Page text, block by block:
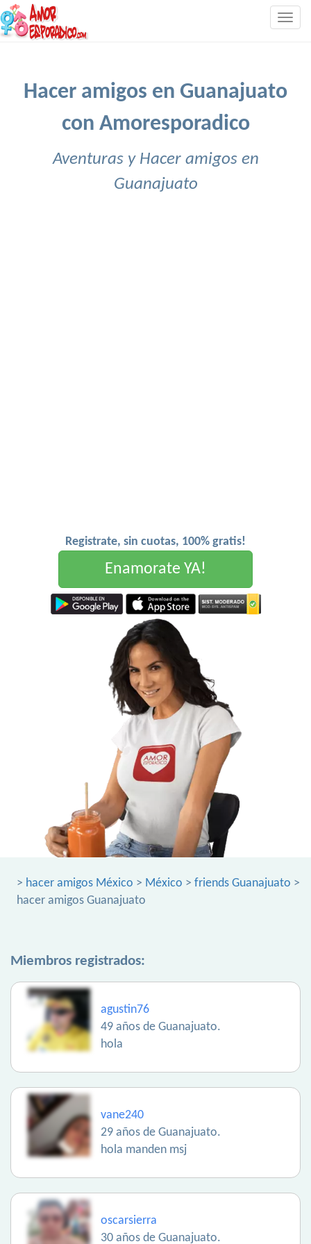
Hacer amigos en Guanajuato
con Amoresporadico
Aventuras y Hacer amigos en
Guanajuato
Registrate, sin cuotas, 100% gratis!
Enamorate YA!
> hacer amigos México > México > friends Guanajuato >
hacer amigos Guanajuato
Miembros registrados:
agustin76
49 años de Guanajuato.
hola
vane240
29 años de Guanajuato.
hola manden msj
oscarsierra
30 años de Guanajuato.